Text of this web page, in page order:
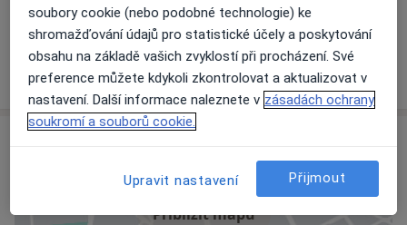
Praktický lékař
5 názorů
+ 3 specialisti
Přiblížit mapu
soubory cookie (nebo podobné technologie) ke
shromažďování údajů pro statistické účely a poskytování
obsahu na základě vašich zvyklostí při procházení. Své
preference můžete kdykoli zkontrolovat a aktualizovat v
nastavení. Další informace naleznete v zásadách ochrany
soukromí a souborů cookie.
Upravit nastavení Přijmout